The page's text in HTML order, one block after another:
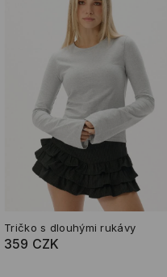
Tričko s dlouhými rukávy
359 CZK